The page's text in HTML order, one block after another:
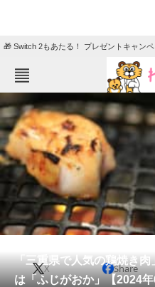
🎁 Switch 2もあたる！ プレゼントキャンペ
TOP
エンタメ
グルメ
住まい
動物
会員記事
「三重県で人気の鶏焼き
は「ふじがおか」【2024
X Share